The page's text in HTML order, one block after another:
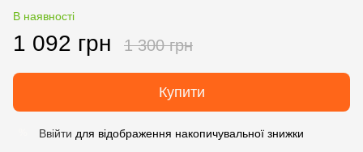
В наявності
1 092 грн 1 300 грн
Купити
Ввійти для відображення накопичувальної знижки